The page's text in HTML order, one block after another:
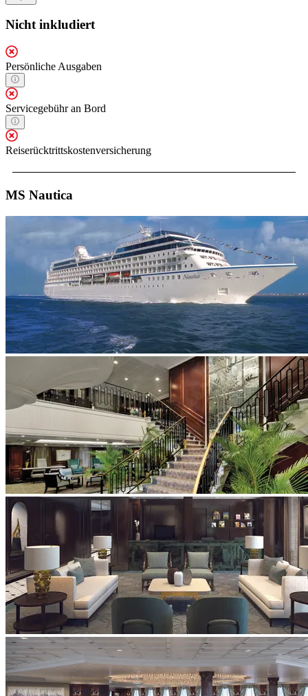
Nicht inkludiert
Persönliche Ausgaben
Servicegebühr an Bord
Reiserücktrittskostenversicherung
MS Nautica